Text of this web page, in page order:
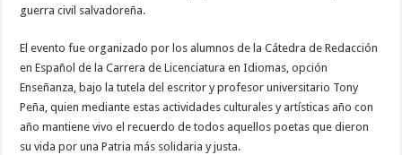
guerra civil salvadoreña.
El evento fue organizado por los alumnos de la Cátedra de Redacción
en Español de la Carrera de Licenciatura en Idiomas, opción
Enseñanza, bajo la tutela del escritor y profesor universitario Tony
Peña, quien mediante estas actividades culturales y artísticas año con
año mantiene vivo el recuerdo de todos aquellos poetas que dieron
su vida por una Patria más solidaria y justa.